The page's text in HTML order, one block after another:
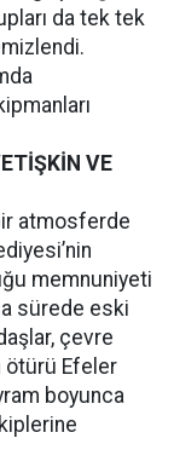
da tek tek
VE
atmosferde
memnuniyeti
sürede eski
çevre
ötürü Efeler
boyunca